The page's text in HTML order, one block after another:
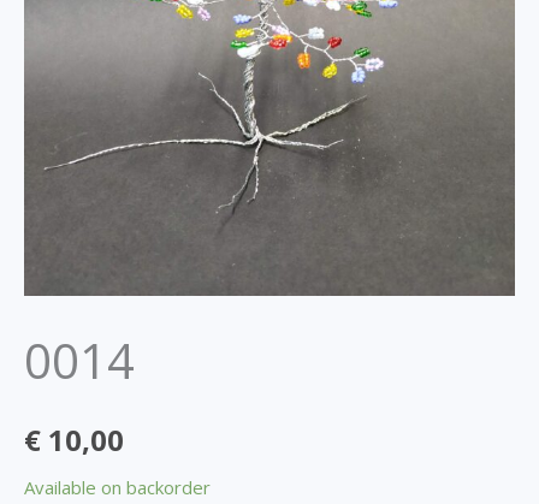
0014
€ 10,00
Available on backorder